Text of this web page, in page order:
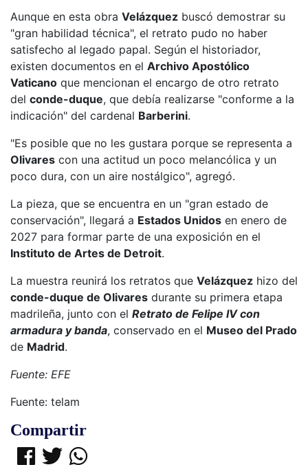
Aunque en esta obra Velázquez buscó demostrar su
"gran habilidad técnica", el retrato pudo no haber
satisfecho al legado papal. Según el historiador,
existen documentos en el Archivo Apostólico
Vaticano que mencionan el encargo de otro retrato
del conde-duque, que debía realizarse "conforme a la
indicación" del cardenal Barberini.
"Es posible que no les gustara porque se representa a
Olivares con una actitud un poco melancólica y un
poco dura, con un aire nostálgico", agregó.
La pieza, que se encuentra en un "gran estado de
conservación", llegará a Estados Unidos en enero de
2027 para formar parte de una exposición en el
Instituto de Artes de Detroit.
La muestra reunirá los retratos que Velázquez hizo del
conde-duque de Olivares durante su primera etapa
madrileña, junto con el Retrato de Felipe IV con
armadura y banda, conservado en el Museo del Prado
de Madrid.
Fuente: EFE
Fuente: telam
Compartir